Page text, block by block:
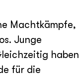
Machtkämpfe,
Junge
haben
für die